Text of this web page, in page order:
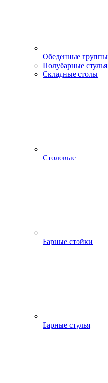
Обеденные группы
Полубарные стулья
Складные столы
Столовые
Барные стойки
Барные стулья